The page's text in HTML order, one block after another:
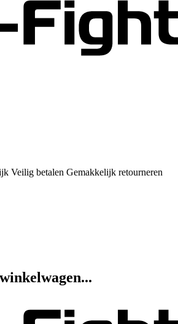
Veilig betalen Gemakkelijk retourneren